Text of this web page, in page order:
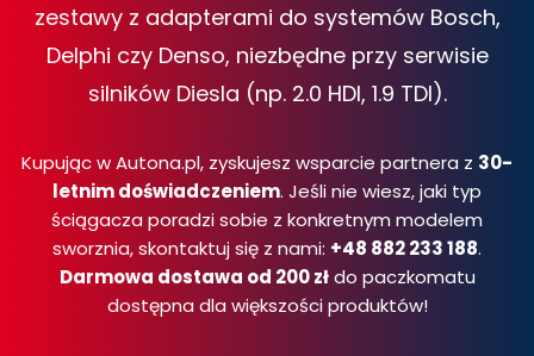
zestawy z adapterami do systemów Bosch,
Delphi czy Denso, niezbędne przy serwisie
silników Diesla (np. 2.0 HDI, 1.9 TDI).
Kupując w Autona.pl, zyskujesz wsparcie partnera z 30-
letnim doświadczeniem. Jeśli nie wiesz, jaki typ
ściągacza poradzi sobie z konkretnym modelem
sworznia, skontaktuj się z nami: +48 882 233 188.
Darmowa dostawa od 200 złdo paczkomatu
dostępna dla większości produktów!